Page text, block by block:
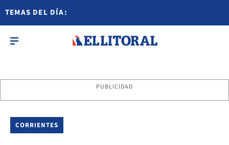
TEMAS DEL DÍA:
PUBLICIDAD
CORRIENTES